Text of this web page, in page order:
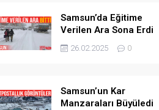
Samsun’da Eğitime
Verilen Ara Sona Erdi
26.02.2025 0
Samsun’un Kar
Manzaraları Büyüledi